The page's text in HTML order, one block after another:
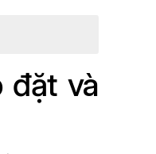
đặt và